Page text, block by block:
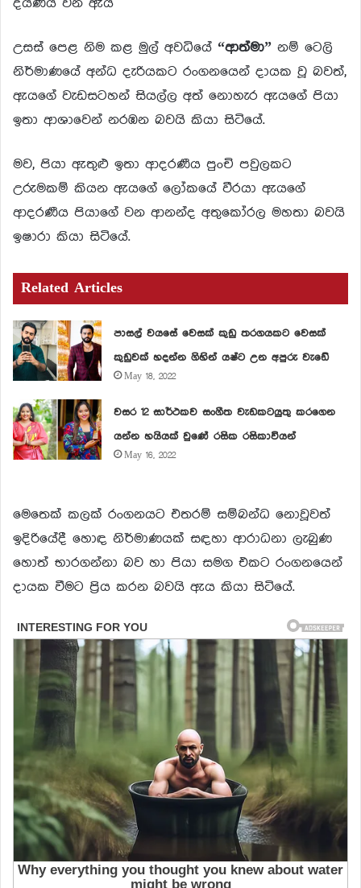
උසස් පෙළ නිම කළ මුල් අවධියේ “ආත්මා” නම් ටෙලි
නිර්මාණයේ අන්ධ දැරියකට රංගනයෙන් දායක වූ බවත්,
ඇයගේ වැඩසටහන් සියල්ල අත් නොහැර ඇයගේ පියා
ඉතා ආශාවෙන් නරඹන බවයි කියා සිටියේ.
මව, පියා ඇතුළු ඉතා ආදරණීය පුංචි පවුලකට
උරුමකම් කියන ඇයගේ ලෝකයේ වීරයා ඇයගේ
ආදරණීය පියාගේ වන ආනන්ද අතුකෝරල මහතා බවයි
ඉෂාරා කියා සිටියේ.
Related Articles
පාසල් වයසේ වෙසක් කුඩු තරගයකට වෙසක්
කුඩුවක් හදන්න ගිහින් යෂ්ට උන අපුරු වැඩේ
May 18, 2022
වසර 12 සාර්ථකව සංගීත වැඩකටයුතු කරගෙන
යන්න හයියක් වුණේ රසික රසිකාවියන්
May 16, 2022
මෙතෙක් කලක් රංගනයට එතරම් සම්බන්ධ නොවූවත්
ඉදිරියේදී හොඳ නිර්මාණයක් සඳහා ආරාධනා ලැබුණ
හොත් භාරගන්නා බව හා පියා සමග එකට රංගනයෙන්
දායක වීමට ප්‍රිය කරන බවයි ඇය කියා සිටියේ.